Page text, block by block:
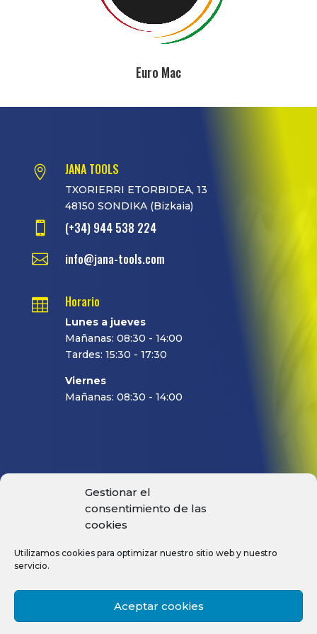
Gestionar el
consentimiento de las
cookies
Utilizamos cookies para optimizar nuestro sitio web y nuestro
servicio.
Aceptar cookies
Euro Mac
 JANA TOOLS
TXORIERRI ETORBIDEA, 13
48150 SONDIKA (Bizkaia)
 (+34) 944 538 224
 info@jana-tools.com
 Horario
Lunes a jueves
Mañanas: 08:30 - 14:00
Tardes: 15:30 - 17:30
Viernes
Mañanas: 08:30 - 14:00
BROCAS
PORTAS DE PRECISIÓN
PLAQUITAS INTERCAMBIABLES